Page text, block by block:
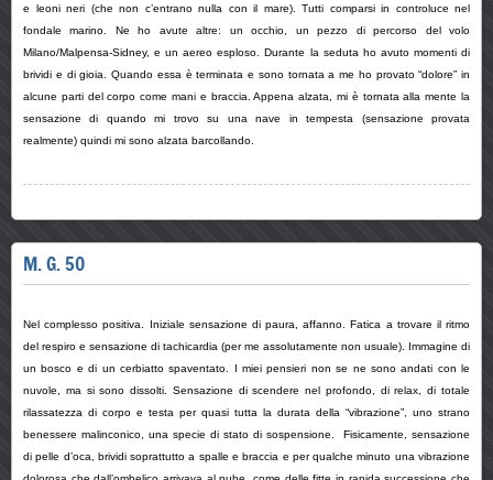
e leoni neri (che non c’entrano nulla con il mare). Tutti comparsi in controluce nel
fondale marino. Ne ho avute altre: un occhio, un pezzo di percorso del volo
Milano/Malpensa-Sidney, e un aereo esploso. Durante la seduta ho avuto momenti di
brividi e di gioia. Quando essa è terminata e sono tornata a me ho provato “dolore” in
alcune parti del corpo come mani e braccia. Appena alzata, mi è tornata alla mente la
sensazione di quando mi trovo su una nave in tempesta (sensazione provata
realmente) quindi mi sono alzata barcollando.
M. G. 50
Nel complesso positiva. Iniziale sensazione di paura, affanno. Fatica a trovare il ritmo
del respiro e sensazione di tachicardia (per me assolutamente non usuale). Immagine di
un bosco e di un cerbiatto spaventato. I miei pensieri non se ne sono andati con le
nuvole, ma si sono dissolti. Sensazione di scendere nel profondo, di relax, di totale
rilassatezza di corpo e testa per quasi tutta la durata della “vibrazione”, uno strano
benessere malinconico, una specie di stato di sospensione. Fisicamente, sensazione
di pelle d’oca, brividi soprattutto a spalle e braccia e per qualche minuto una vibrazione